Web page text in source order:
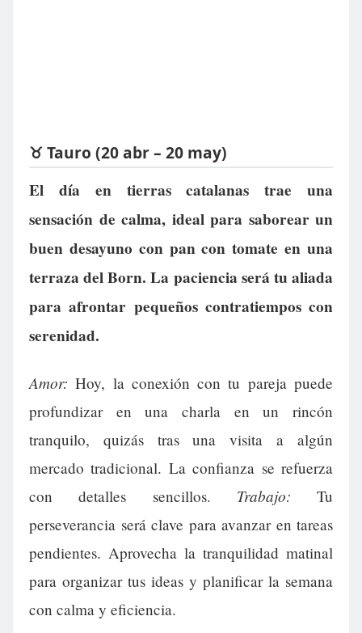
♉ Tauro (20 abr – 20 may)
El día en tierras catalanas trae una
sensación de calma, ideal para saborear un
buen desayuno con pan con tomate en una
terraza del Born. La paciencia será tu aliada
para afrontar pequeños contratiempos con
serenidad.
Amor: Hoy, la conexión con tu pareja puede
profundizar en una charla en un rincón
tranquilo, quizás tras una visita a algún
mercado tradicional. La confianza se refuerza
con detalles sencillos. Trabajo: Tu
perseverancia será clave para avanzar en tareas
pendientes. Aprovecha la tranquilidad matinal
para organizar tus ideas y planificar la semana
con calma y eficiencia.